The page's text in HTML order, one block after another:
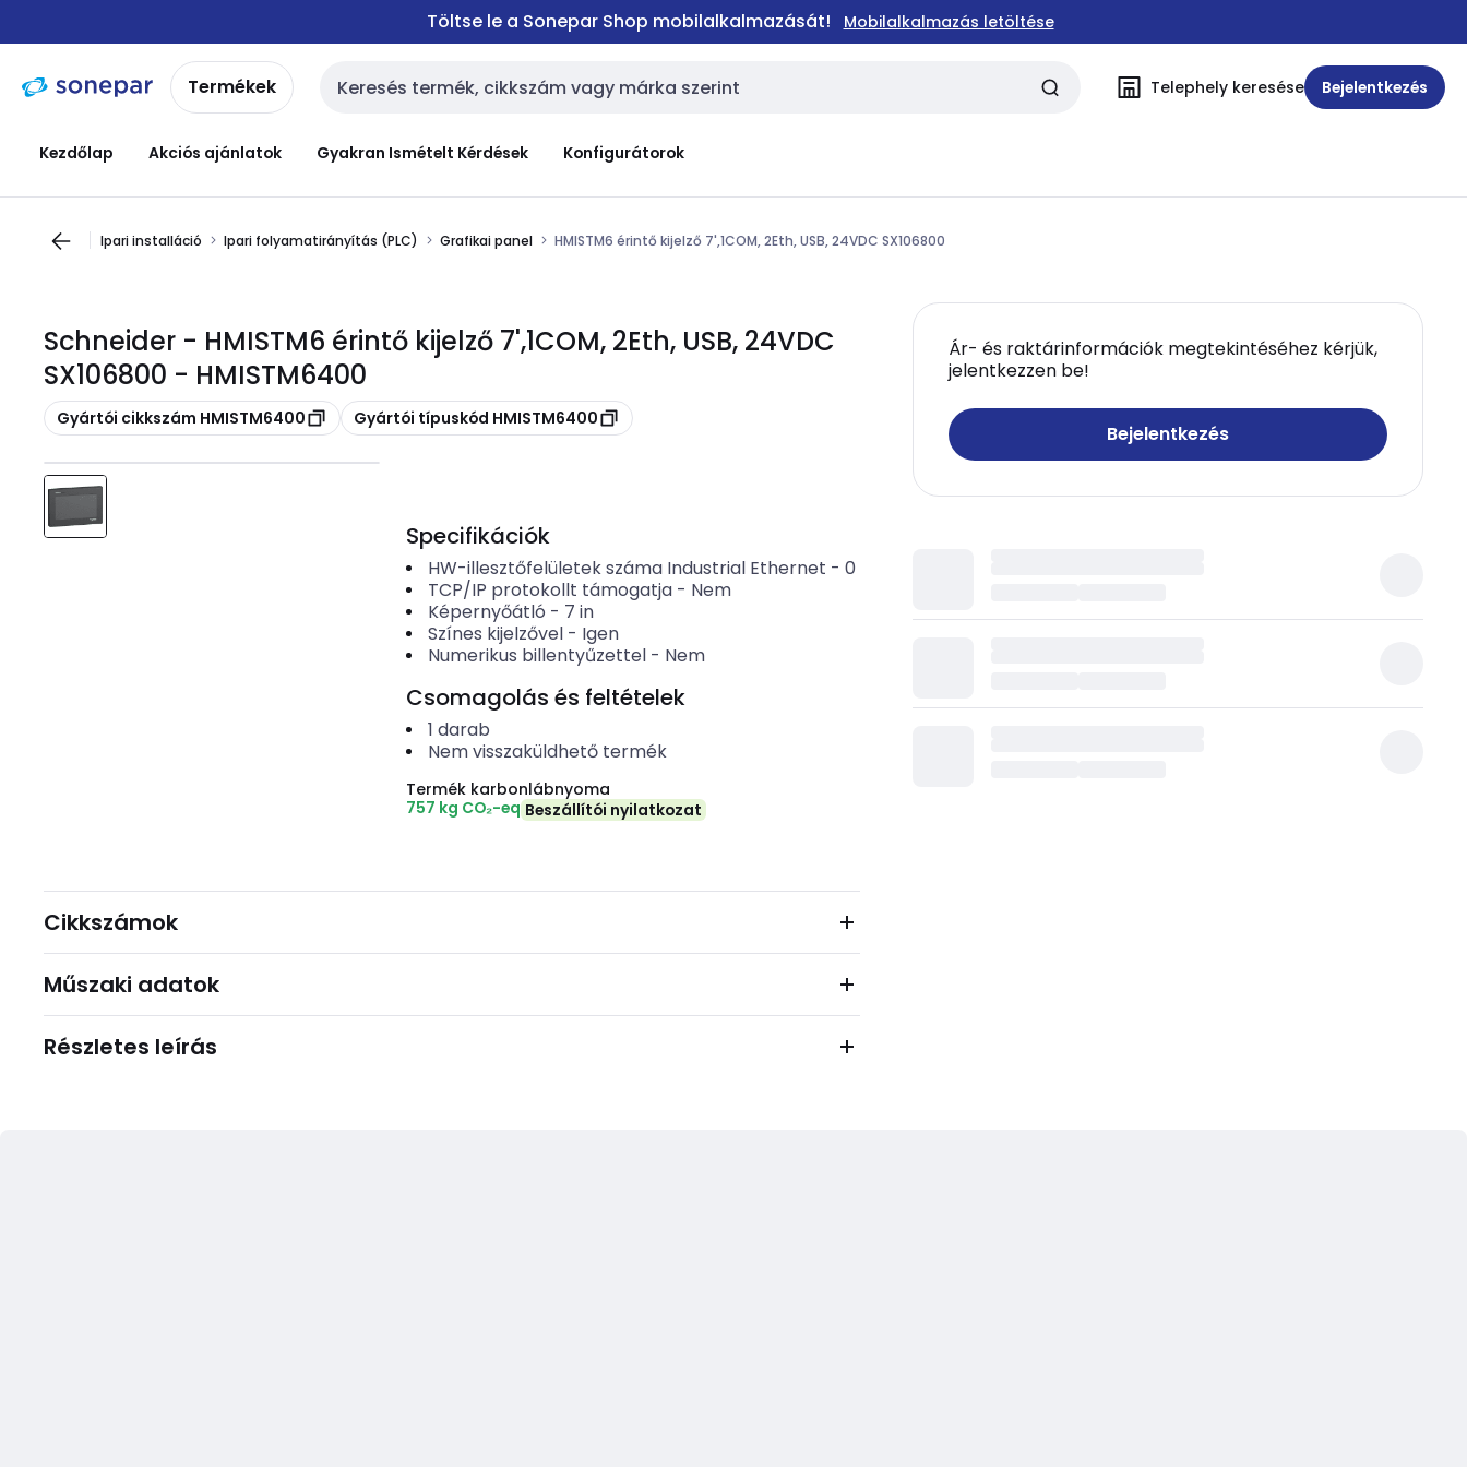
navigációhoztartalomra
Töltse le a Sonepar Shop mobilalkalmazását! Mobilalkalmazás letöltése
Termékek Keresési bemenet Telephely keresése Bejelentkezés
Kezdőlap Akciós ajánlatok Gyakran Ismételt Kérdések Konfigurátorok
Ipari installáció Ipari folyamatirányítás (PLC) Grafikai panel HMISTM6 érintő kijelző 7',1COM, 2Eth, USB, 24VDC SX106800
Schneider - HMISTM6 érintő kijelző 7',1COM, 2Eth, USB, 24VDC
SX106800 - HMISTM6400
Másolás
Gyártói cikkszám HMISTM6400 Másolás
Gyártói típuskód HMISTM6400
Ár- és raktárinformációk megtekintéséhez kérjük,
jelentkezzen be!
Bejelentkezés
Specifikációk
HW-illesztőfelületek száma Industrial Ethernet - 0
TCP/IP protokollt támogatja- Nem
Képernyőátló - 7 in
Színes kijelzővel- Igen
Numerikus billentyűzettel- Nem
Csomagolás és feltételek
1 darab
Nem visszaküldhető termék
Termék karbonlábnyoma
757 kg CO₂-eq Beszállítói nyilatkozat
Cikkszámok
Műszaki adatok
Részletes leírás